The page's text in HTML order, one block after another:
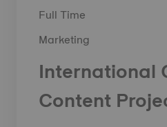
Full Time
Marketing
International
Content